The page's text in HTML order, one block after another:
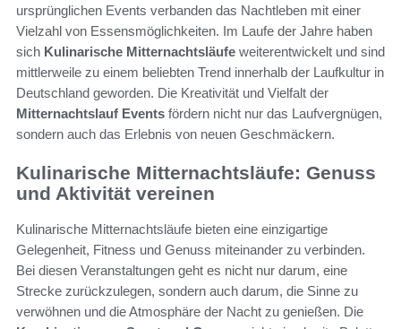
ursprünglichen Events verbanden das Nachtleben mit einer
Vielzahl von Essensmöglichkeiten. Im Laufe der Jahre haben
sich Kulinarische Mitternachtsläufe weiterentwickelt und sind
mittlerweile zu einem beliebten Trend innerhalb der Laufkultur in
Deutschland geworden. Die Kreativität und Vielfalt der
Mitternachtslauf Events fördern nicht nur das Laufvergnügen,
sondern auch das Erlebnis von neuen Geschmäckern.
Kulinarische Mitternachtsläufe: Genuss
und Aktivität vereinen
Kulinarische Mitternachtsläufe bieten eine einzigartige
Gelegenheit, Fitness und Genuss miteinander zu verbinden.
Bei diesen Veranstaltungen geht es nicht nur darum, eine
Strecke zurückzulegen, sondern auch darum, die Sinne zu
verwöhnen und die Atmosphäre der Nacht zu genießen. Die